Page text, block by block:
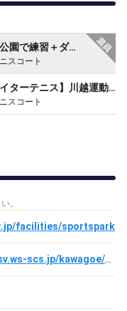
【急募!!】川越運動公園で練習＋ダブルス試合(17:00〜21:00) ※２時間〜参加可
スコート
〈男女不問!!〉【ナイターテニス】川越運動公園でダブルスゲーム(19:00〜21:00)
スコート
。
facilities/sportspark